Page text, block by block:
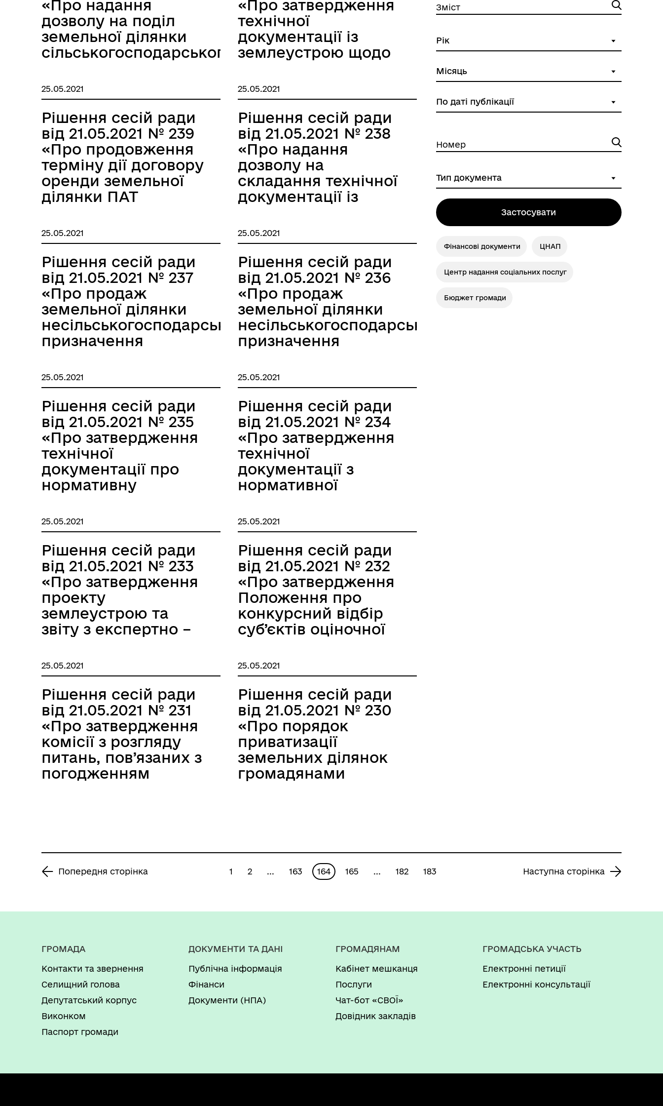
«Про надання
дозволу на поділ
земельної ділянки
сільськогосподарського
«Про затвердження
технічної
документації із
землеустрою щодо
ділянки площею
0,2700 га»
25.05.2021
Рішення сесій ради
від 21.05.2021 № 239
«Про продовження
терміну дії договору
оренди земельної
ділянки ПАТ
25.05.2021
Рішення сесій ради
від 21.05.2021 № 238
«Про надання
дозволу на
складання технічної
документації із
встановлення меж
земельної ділянки в
натурі (на
місцевості)»
25.05.2021
Рішення сесій ради
від 21.05.2021 № 237
«Про продаж
земельної ділянки
несільськогосподарського
призначення
25.05.2021
Рішення сесій ради
від 21.05.2021 № 236
«Про продаж
земельної ділянки
несільськогосподарського
призначення
25.05.2021
Рішення сесій ради
від 21.05.2021 № 235
«Про затвердження
технічної
документації про
нормативну
земельної ділянки
кадастровий
номер»
25.05.2021
Рішення сесій ради
від 21.05.2021 № 234
«Про затвердження
технічної
документації з
нормативної
земель смт.
Кобилецька Поляна
Рахівського району
Закарпатської
області»
25.05.2021
Рішення сесій ради
від 21.05.2021 № 233
«Про затвердження
проекту
землеустрою та
звіту з експертно –
земельної ділянки
комунальної
власності, яка
підлягає продажу у
власність на
земельних торгах у
формі аукціону»
25.05.2021
Рішення сесій ради
від 21.05.2021 № 232
«Про затвердження
Положення про
конкурсний відбір
суб’єктів оціночної
експертної грошової
оцінки земельних
ділянок, що
підлягають
продажу»
25.05.2021
Рішення сесій ради
від 21.05.2021 № 231
«Про затвердження
комісії з розгляду
питань, пов’язаних з
погодженням
25.05.2021
Рішення сесій ради
від 21.05.2021 № 230
«Про порядок
приватизації
земельних ділянок
громадянами
Зміст
Номер
Застосувати
Фінансові документи ЦНАП
Центр надання соціальних послуг
Бюджет громади
Попередня сторінка 1 2 ... 163 164 165 ... 182 183 Наступна сторінка
ГРОМАДА
Контакти та звернення
Селищний голова
Депутатський корпус
Виконком
Паспорт громади
ДОКУМЕНТИ ТА ДАНІ
Публічна інформація
Фінанси
Документи (НПА)
ГРОМАДЯНАМ
Кабінет мешканця
Послуги
Чат-бот «СВОЇ»
Довідник закладів
ГРОМАДСЬКА УЧАСТЬ
Електронні петиції
Електронні консультації